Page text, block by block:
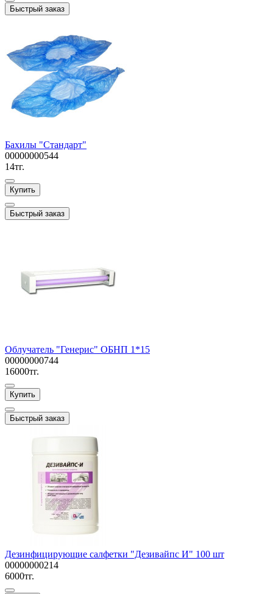
Быстрый заказ
Бахилы "Стандарт"
00000000544
14тг.
Купить
Быстрый заказ
Облучатель "Генерис" ОБНП 1*15
00000000744
16000тг.
Купить
Быстрый заказ
Дезинфицирующие салфетки "Дезивайпс И" 100 шт
00000000214
6000тг.